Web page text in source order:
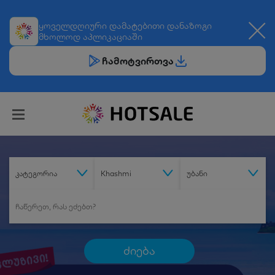
ყოველდღიური დამატებითი დანაზოგი
მხოლოდ აპლიკაციაში
ჩამოტვირთვა
კატეგორია Khashmi უბანი
ძიება